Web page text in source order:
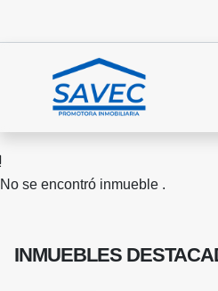
No se encontró inmueble .
INMUEBLES